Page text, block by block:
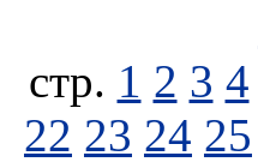
стp. 1 2 3 4
22 23 24 25